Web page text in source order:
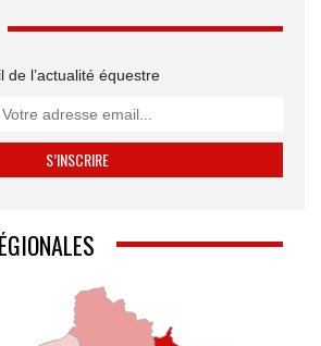
de l’actualité équestre